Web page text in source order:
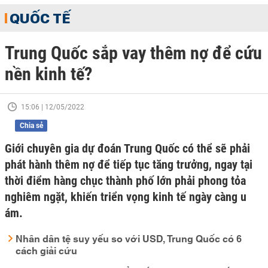
QUỐC TẾ
Trung Quốc sắp vay thêm nợ để cứu
nền kinh tế?
15:06 | 12/05/2022
Chia sẻ
Giới chuyên gia dự đoán Trung Quốc có thể sẽ phải
phát hành thêm nợ để tiếp tục tăng trưởng, ngay tại
thời điểm hàng chục thành phố lớn phải phong tỏa
nghiêm ngặt, khiến triển vọng kinh tế ngày càng u
ám.
Nhân dân tệ suy yếu so với USD, Trung Quốc có 6
cách giải cứu